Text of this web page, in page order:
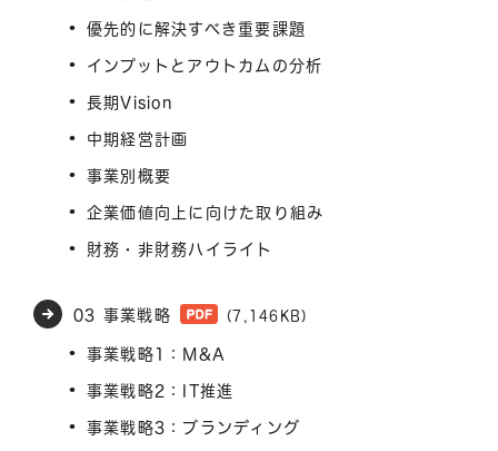
優先的に解決すべき重要課題
インプットとアウトカムの分析
長期Vision
中期経営計画
事業別概要
企業価値向上に向けた取り組み
財務・非財務ハイライト
03 事業戦略 (7,146KB)
事業戦略1：M&A
事業戦略2：IT推進
事業戦略3：ブランディング